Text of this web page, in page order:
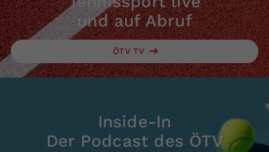
und auf Abruf
ÖTV TV
Inside-In
Der Podcast des ÖTV